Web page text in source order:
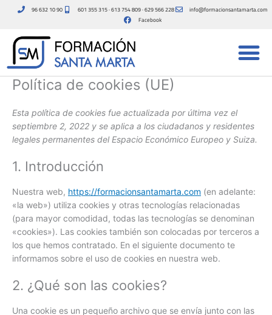
96 632 10 90 601 355 315 · 613 754 809 · 629 566 228
info@formacionsantamarta.com
Facebook
Política de cookies (UE)
Esta política de cookies fue actualizada por última vez el
septiembre 2, 2022 y se aplica a los ciudadanos y residentes
legales permanentes del Espacio Económico Europeo y Suiza.
1. Introducción
Nuestra web, https://formacionsantamarta.com (en adelante:
«la web») utiliza cookies y otras tecnologías relacionadas
(para mayor comodidad, todas las tecnologías se denominan
«cookies»). Las cookies también son colocadas por terceros a
los que hemos contratado. En el siguiente documento te
informamos sobre el uso de cookies en nuestra web.
2. ¿Qué son las cookies?
Una cookie es un pequeño archivo que se envía junto con las
Consent
wistia
Consent
Consent
Consent
elementor
Consent
google-
recaptcha
Consent
wordpress
Consent
google-
fonts
Consent
google-
maps
Consent
facebook
Consent
varios
Marketing